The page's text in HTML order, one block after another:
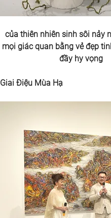
của thiên nhiên sinh sôi nảy
mọi giác quan bằng vẻ đẹp
đầy hy vọng
Giai Điệu Mùa Hạ